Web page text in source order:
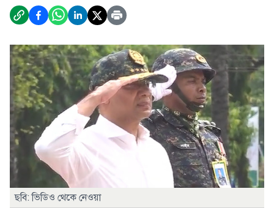
ছবি: ভিডিও থেকে নেওয়া